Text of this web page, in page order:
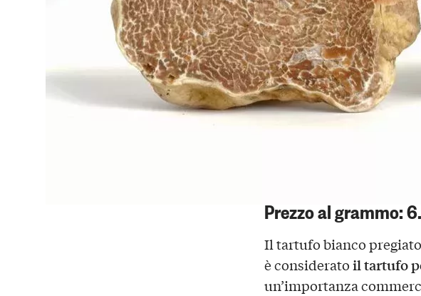
Prezzo al grammo:
Il tartufo bianco
è consideratoil tartufo
un’importanza